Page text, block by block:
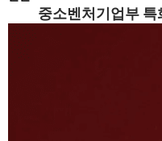
공간/장비 예약
알림마당
이용안내
중소벤처기업부